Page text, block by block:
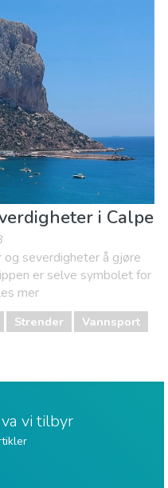
i Calpe
severdigheter å gjøre
er selve symbolet for
mer
Strender Vannsport
vi tilbyr